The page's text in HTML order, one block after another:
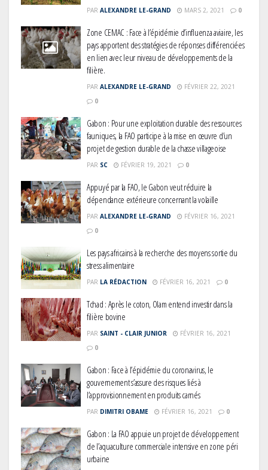
PAR ALEXANDRE LE-GRAND MARS 2, 2021 0
Zone CEMAC : Face à l’épidémie d’influenza aviaire, les
pays apportent des stratégies de réponses différenciées
en lien avec leur niveau de développements de la
filière.
PAR ALEXANDRE LE-GRAND
FÉVRIER 22, 2021
0
Gabon : Pour une exploitation durable des ressources
fauniques, la FAO participe à la mise en œuvre d’un
projet de gestion durable de la chasse villageoise
PAR SC FÉVRIER 19, 2021 0
Appuyé par la FAO, le Gabon veut réduire la
dépendance extérieure concernant la volaille
PAR ALEXANDRE LE-GRAND
FÉVRIER 16, 2021
0
Les pays africains à la recherche des moyens sortie du
stress alimentaire
PAR LA RÉDACTION FÉVRIER 16, 2021 0
Tchad : Après le coton, Olam entend investir dans la
filière bovine
PAR SAINT - CLAIR JUNIOR
FÉVRIER 16, 2021
0
Gabon : Face à l’épidémie du coronavirus, le
gouvernement s’assure des risques liés à
l’approvisionnement en produits carnés
PAR DIMITRI OBAME FÉVRIER 16, 2021 0
Gabon : La FAO appuie un projet de développement
de l’aquaculture commerciale intensive en zone péri
urbaine
Gabon : L’activité économique a
observé une contraction de 3,6 %
Le Gabon signe un retour réussi
sur les marchés internationaux
avec un eurobond de 920 millions
de dollars